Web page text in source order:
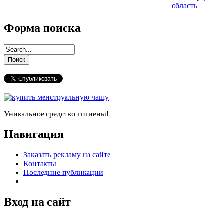
область
Форма поиска
Уникальное средство гигиены!
Навигация
Заказать рекламу на сайте
Контакты
Последние публикации
Вход на сайт